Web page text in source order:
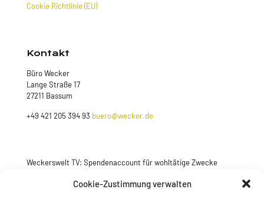
Cookie-Zustimmung verwalten
Cookie Richtlinie (EU)
Kontakt
Büro Wecker
Lange Straße 17
27211 Bassum
+49 421 205 394 93 buero@wecker.de
Weckerswelt TV: Spendenaccount für wohltätige Zwecke
Jetzt spenden